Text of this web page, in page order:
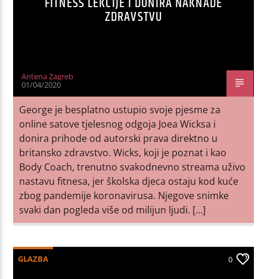
ZDRAVSTVU
Antena Zagreb
01/04/2020
George je besplatno ustupio svoje pjesme za
online satove tjelesnog odgoja Joea Wicksa i
donira prihode od autorski prava direktno u
britansko zdravstvo. Wicks, koji je poznat i kao
Body Coach, trenutno svakodnevno streama uživo
nastavu fitnesa, jer školska djeca ostaju kod kuće
zbog pandemije koronavirusa. Njegove snimke
svaki dan pogleda više od milijun ljudi. […]
GLAZBA 0